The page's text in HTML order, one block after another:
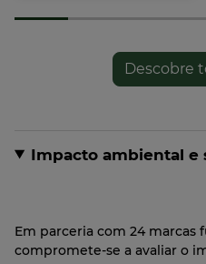
Descobre
Impacto ambiental e
Em parceria com 24 marcas
compromete-se a avaliar o